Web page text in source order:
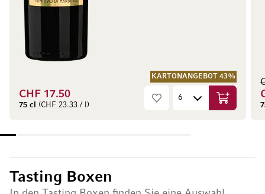
KARTONANGEBOT 43%
CHF 17.50
75 cl (CHF 23.33 / l) In den
Tasting Boxen